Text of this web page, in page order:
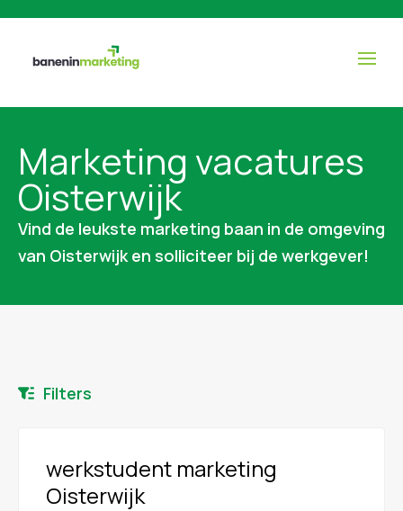
Marketing vacatures
Oisterwijk
Vind de leukste marketing baan in de omgeving
van Oisterwijk en solliciteer bij de werkgever!
Filters
werkstudent marketing
Oisterwijk